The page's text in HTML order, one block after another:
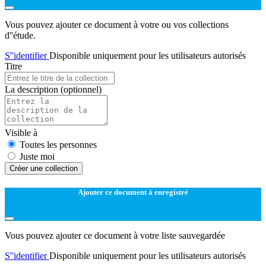
Vous pouvez ajouter ce document à votre ou vos collections
d''étude.
S''identifierDisponible uniquement pour les utilisateurs autorisés
Titre
La description (optionnel)
Visible à
Toutes les personnes
Juste moi
Créer une collection
Ajouter ce document à enregistré
Vous pouvez ajouter ce document à votre liste sauvegardée
S''identifierDisponible uniquement pour les utilisateurs autorisés